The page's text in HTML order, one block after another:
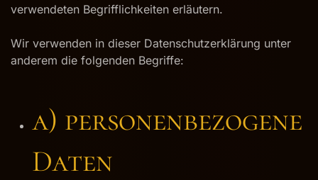
verwendeten Begrifflichkeiten erläutern.
Wir verwenden in dieser Datenschutzerklärung unter
anderem die folgenden Begriffe:
a) personenbezogene
Daten